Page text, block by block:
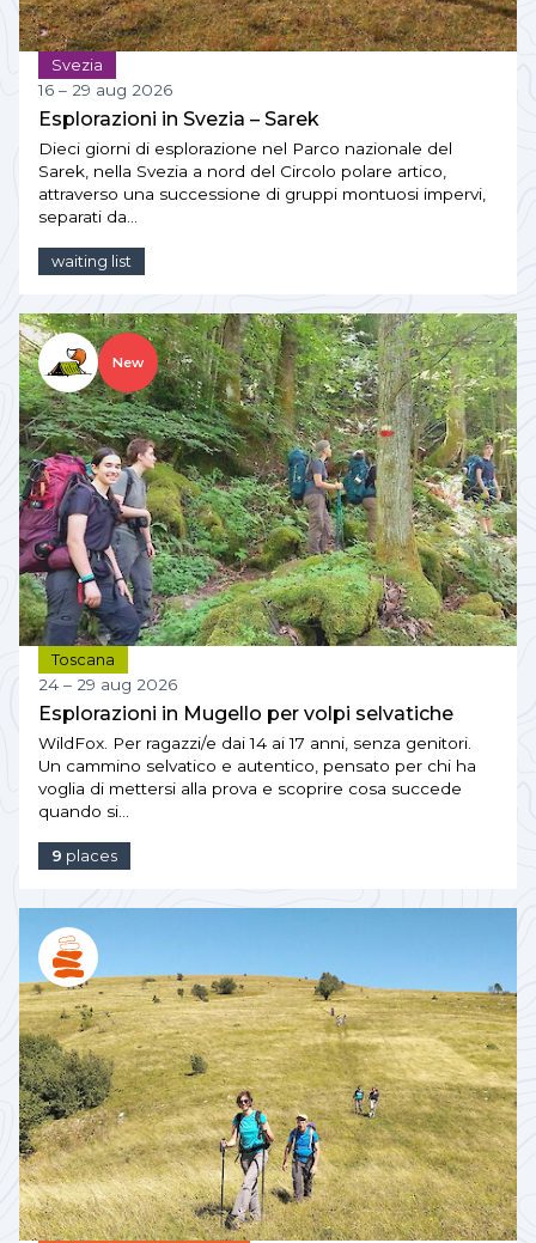
Svezia
16 – 29 aug 2026
Esplorazioni in Svezia – Sarek
Dieci giorni di esplorazione nel Parco nazionale del
Sarek, nella Svezia a nord del Circolo polare artico,
attraverso una successione di gruppi montuosi impervi,
separati da…
waiting list
New
Toscana
24 – 29 aug 2026
Esplorazioni in Mugello per volpi selvatiche
WildFox. Per ragazzi/e dai 14 ai 17 anni, senza genitori.
Un cammino selvatico e autentico, pensato per chi ha
voglia di mettersi alla prova e scoprire cosa succede
quando si…
9 places